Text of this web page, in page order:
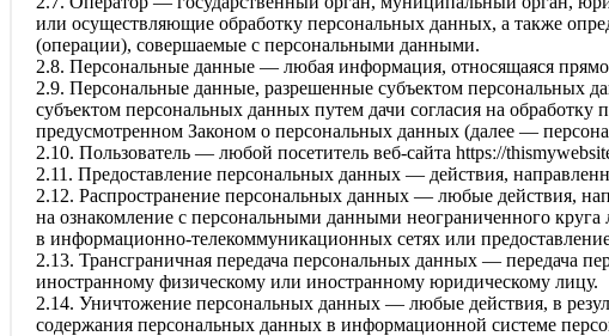
или осуществляющие обработку персональных данных, а также
(операции), совершаемые с персональными данными.
2.8. Персональные данные — любая информация, относящаяся
2.9. Персональные данные, разрешенные субъектом персональных
субъектом персональных данных путем дачи согласия на
предусмотренном Законом о персональных данных (далее —
2.10. Пользователь — любой посетитель веб-сайта httpsː//
2.11. Предоставление персональных данных — действия,
2.12. Распространение персональных данных — любые действия,
на ознакомление с персональными данными неограниченного
в информационно-телекоммуникационных сетях или
2.13. Трансграничная передача персональных данных — передача
иностранному физическому или иностранному юридическому лицу.
2.14. Уничтожение персональных данных — любые действия, в
содержания персональных данных в информационной системе